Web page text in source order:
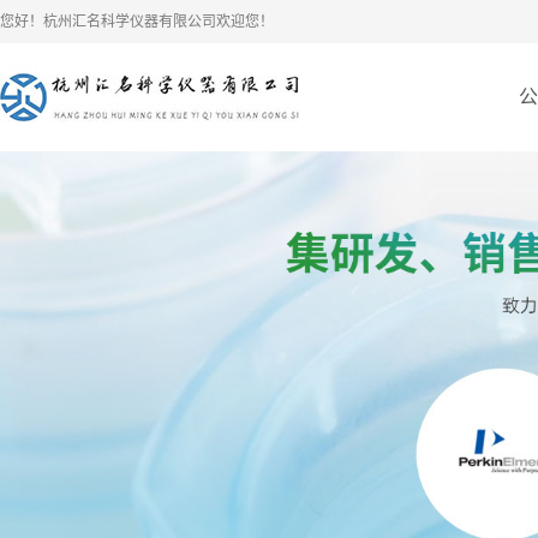
您好！杭州汇名科学仪器有限公司欢迎您！